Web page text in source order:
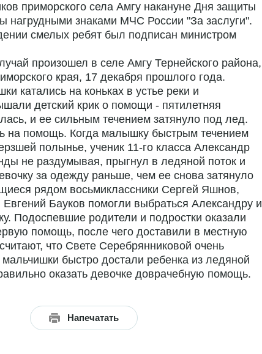
приморского села Амгу накануне Дня защиты
нагрудными знаками МЧС России "За заслуги".
смелых ребят был подписан министром
произошел в селе Амгу Тернейского района,
края, 17 декабря прошлого года.
катались на коньках в устье реки и
детский крик о помощи - пятилетняя
и ее сильным течением затянуло под лед.
на помощь. Когда малышку быстрым течением
полынье, ученик 11-го класса Александр
не раздумывая, прыгнул в ледяной поток и
за одежду раньше, чем ее снова затянуло
рядом восьмиклассники Сергей Яшнов,
Бауков помогли выбраться Александру и
Подоспевшие родители и подростки оказали
помощь, после чего доставили в местную
что Свете Серебрянниковой очень
быстро достали ребенка из ледяной
оказать девочке доврачебную помощь.
Напечатать